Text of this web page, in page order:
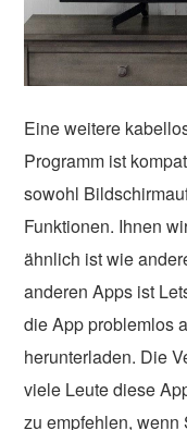
Eine weitere
Programm ist
sowohl
Funktionen. Ihnen
ähnlich ist wie
anderen Apps ist
die App problemlos
herunterladen. Die
viele Leute diese
zu empfehlen, wenn